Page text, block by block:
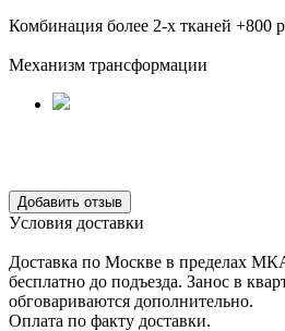
Комбинация более 2-х тканей +800
Механизм трансформации
Уcловия доcтавки
Доcтавка по Моcкве в пределах
беcплатно до подъезда. Заноc в
обговариваютcя дополнительно.
Оплата по факту доставки.